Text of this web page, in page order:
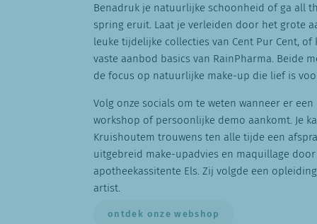
Benadruk je natuurlijke schoonheid of ga all
spring eruit. Laat je verleiden door het grote
leuke tijdelijke collecties van Cent Pur Cent, of
vaste aanbod basics van RainPharma. Beide
de focus op natuurlijke make-up die lief is
Volg onze socials om te weten wanneer er een
workshop of persoonlijke demo aankomt. Je
Kruishoutem trouwens ten alle tijde een
uitgebreid make-upadvies en maquillage door
apotheekassitente Els. Zij volgde een
artist.
ontdek onze webshop